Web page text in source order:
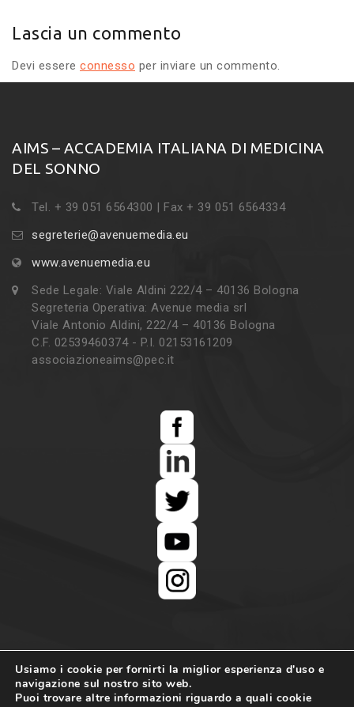
Lascia un commento
Devi essere connesso per inviare un commento.
AIMS – ACCADEMIA ITALIANA DI MEDICINA
DEL SONNO
Tel. + 39 051 6564300 | Fax + 39 051 6564334
segreterie@avenuemedia.eu
www.avenuemedia.eu
Sede Legale: Viale Aldini 222/4 – 40136 Bologna
Segreteria Operativa: Avenue media srl
Viale Antonio Aldini, 222/4 – 40136 Bologna
C.F. 02539460374 - P.I. 02153161209
associazioneaims@pec.it
Usiamo i cookie per fornirti la miglior esperienza d'uso e
navigazione sul nostro sito web.
Puoi trovare altre informazioni riguardo a quali cookie